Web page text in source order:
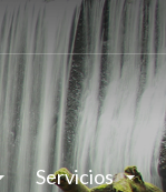
Servicios